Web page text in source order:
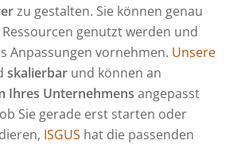
zu gestalten. Sie können genau
genutzt werden und
Anpassungen vornehmen. Unsere
skalierbar und können an
Ihres Unternehmens angepasst
Sie gerade erst starten oder
ISGUS hat die passenden